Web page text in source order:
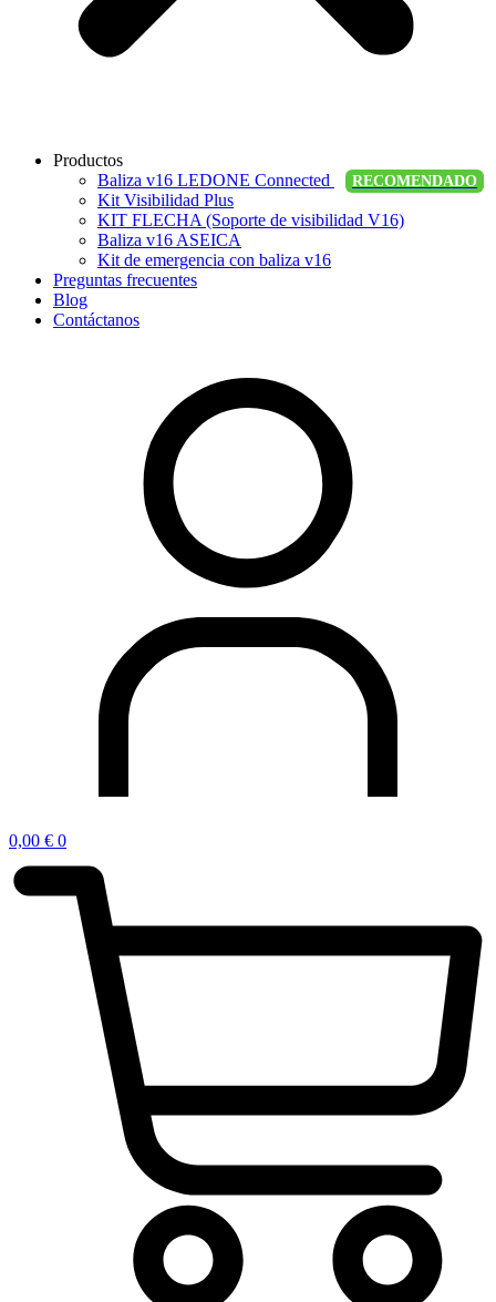
Productos
Baliza v16 LEDONE Connected
RECOMENDADO
Kit Visibilidad Plus
KIT FLECHA (Soporte de visibilidad V16)
Baliza v16 ASEICA
Kit de emergencia con baliza v16
Preguntas frecuentes
Blog
Contáctanos
0,00 € 0